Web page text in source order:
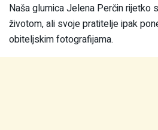
Naša glumica Jelena Perčin rijetko
životom, ali svoje pratitelje ipak
obiteljskim fotografijama.